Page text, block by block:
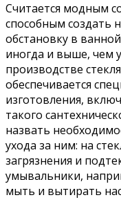
Считается модным
способным создать
обстановку в
иногда и выше, чем
производстве
обеспечивается
изготовления,
такого
назвать
ухода за ним: на
загрязнения и
умывальники,
мыть и вытирать